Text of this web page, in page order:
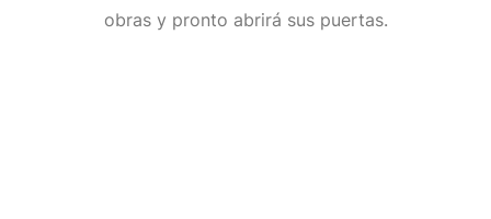
obras y pronto abrirá sus puertas.